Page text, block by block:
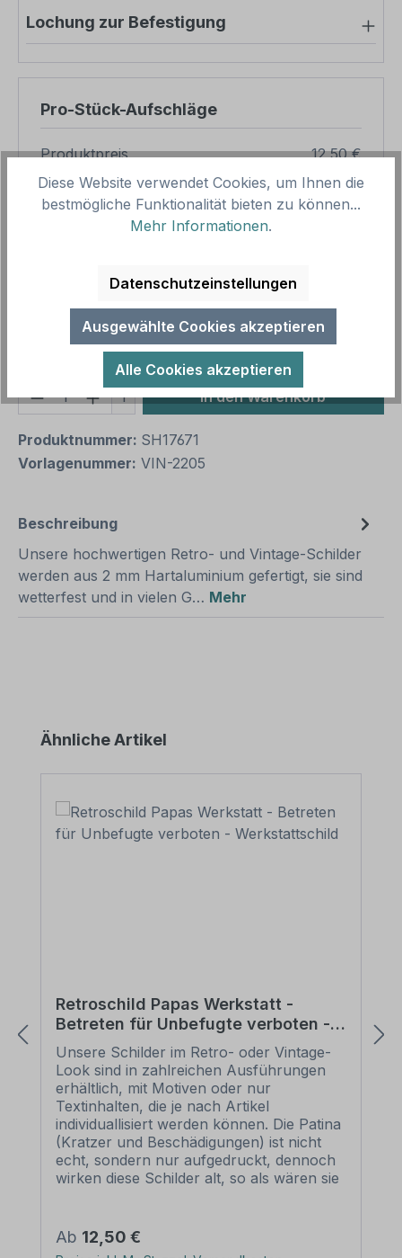
Lochung zur Befestigung
Pro-Stück-Aufschläge
Produktpreis
12,50 €
Zwischensumme
12,50 €
Zusammenfassung
Preise inkl. MwSt. zzgl. Versandkosten
Aufgrund von Neuberechnungen im Warenkorb sind
abweichende Endpreise möglich.
Produkt Anzahl: Gib den gewünschten
1 In den Warenkorb
Produktnummer: SH17671
Vorlagenummer: VIN-2205
Beschreibung
Unsere hochwertigen Retro- und Vintage-Schilder
werden aus 2 mm Hartaluminium gefertigt, sie sind
wetterfest und in vielen G… Mehr
Produktgalerie überspringen
Ähnliche Artikel
Retroschild Papas Werkstatt -
Betreten für Unbefugte verboten -
Werkstattschild
Unsere Schilder im Retro- oder Vintage-
Look sind in zahlreichen Ausführungen
erhältlich, mit Motiven oder nur
Textinhalten, die je nach Artikel
individuallisiert werden können. Die Patina
(Kratzer und Beschädigungen) ist nicht
echt, sondern nur aufgedruckt, dennoch
wirken diese Schilder alt, so als wären sie
Schilder werden aus 2 mm Hartaluminium
gefertigt, sie sind wetterfest und in vielen
Regulärer Preis:
Ab 12,50 €
Diese Website verwendet Cookies, um Ihnen die
bestmögliche Funktionalität bieten zu können...
Mehr Informationen.
Datenschutzeinstellungen
Ausgewählte Cookies akzeptieren
Alle Cookies akzeptieren